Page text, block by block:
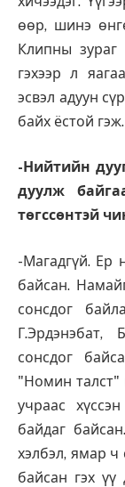
өөр, шинэ
Клипны зураг
гэхээр л
эсвэл адуун
байх ёстой гэж.
-Нийтийн
дуулж
төгссөнтэй
-Магадгүй. Ер
байсан.
сонсдог
Г.Эрдэнэбат,
сонсдог
"Номин талст"
учраас
байдаг
хэлбэл, ямар ч
байсан гэх